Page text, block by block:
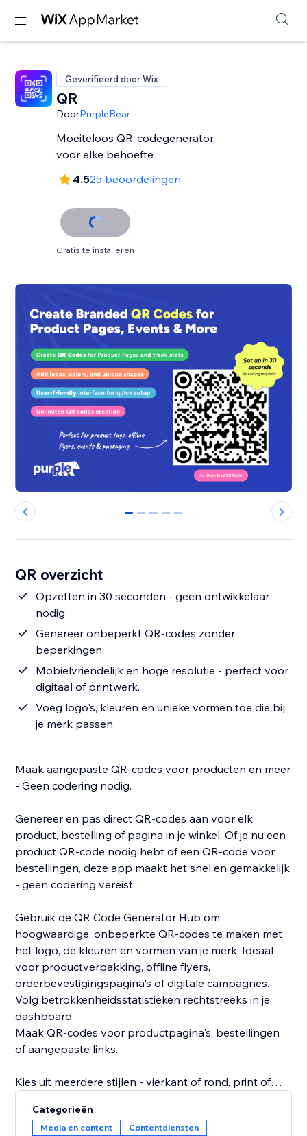
Geverifieerd door Wix
QR
DoorPurpleBear
Moeiteloos QR-codegenerator
voor elke behoefte
4.525 beoordelingen
Gratis te installeren
0 1 2 3 4
QR overzicht
Opzetten in 30 seconden - geen ontwikkelaar
nodig
Genereer onbeperkt QR-codes zonder
beperkingen.
Mobielvriendelijk en hoge resolutie - perfect voor
digitaal of printwerk.
Voeg logo's, kleuren en unieke vormen toe die bij
je merk passen
Maak aangepaste QR-codes voor producten en meer
- Geen codering nodig.
Genereer en pas direct QR-codes aan voor elk
product, bestelling of pagina in je winkel. Of je nu een
product QR-code nodig hebt of een QR-code voor
bestellingen, deze app maakt het snel en gemakkelijk
- geen codering vereist.
Gebruik de QR Code Generator Hub om
hoogwaardige, onbeperkte QR-codes te maken met
het logo, de kleuren en vormen van je merk. Ideaal
voor productverpakking, offline flyers,
orderbevestigingspagina's of digitale campagnes.
Volg betrokkenheidsstatistieken rechtstreeks in je
dashboard.
Maak QR-codes voor productpagina's, bestellingen
of aangepaste links.
Kies uit meerdere stijlen - vierkant of rond, print of
Categorieën
Media en content Contentdiensten